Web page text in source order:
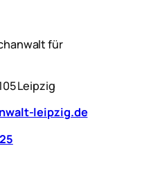
für
Leipzig
leipzig.de